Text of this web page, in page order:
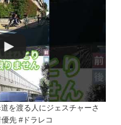
を渡る人にジェスチャーさ
先 #ドラレコ